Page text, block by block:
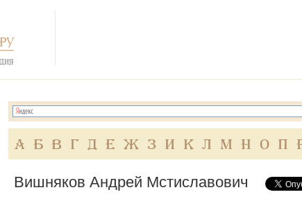
А Б В Г Д Е Ж З И К Л М Н О П
Вишняков Андрей Мстиславович